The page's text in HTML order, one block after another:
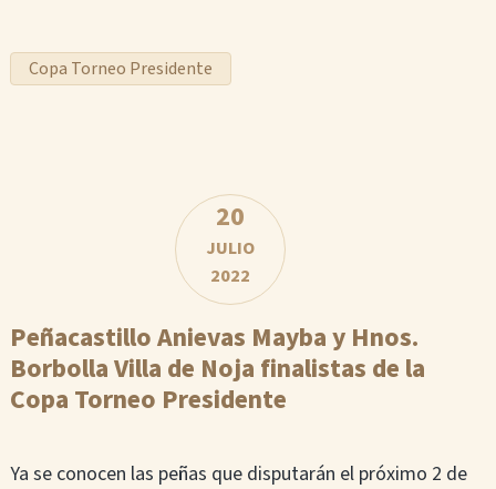
Copa Torneo Presidente
20
JULIO
2022
Peñacastillo Anievas Mayba y Hnos.
Borbolla Villa de Noja finalistas de la
Copa Torneo Presidente
Ya se conocen las peñas que disputarán el próximo 2 de